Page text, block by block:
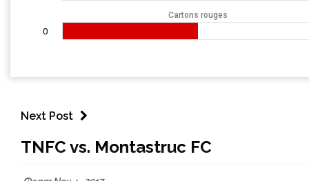
Cartons rouges
0
Next Post
TNFC vs. Montastruc FC